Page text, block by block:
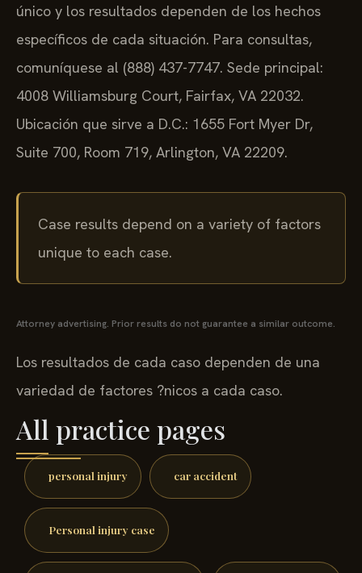
único y los resultados dependen de los hechos
específicos de cada situación. Para consultas,
comuníquese al (888) 437-7747. Sede principal:
4008 Williamsburg Court, Fairfax, VA 22032.
Ubicación que sirve a D.C.: 1655 Fort Myer Dr,
Suite 700, Room 719, Arlington, VA 22209.
Case results depend on a variety of factors
unique to each case.
Attorney advertising. Prior results do not guarantee a similar outcome.
Los resultados de cada caso dependen de una
variedad de factores ?nicos a cada caso.
All practice pages
personal injury car accident
Personal injury case